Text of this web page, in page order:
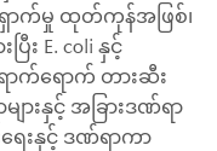
ာက်မှု ထုတ်ကုန်အဖြစ်၊
E. coli နှင့်
ောက်ရောက် တားဆီး
ားနှင့် အခြားဒဏ်ရာ
ေးနှင့် ဒဏ်ရာကာ